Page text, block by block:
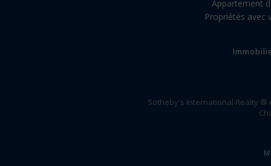
Appartement
Propriétés avec
Sotheby's International Realty ®